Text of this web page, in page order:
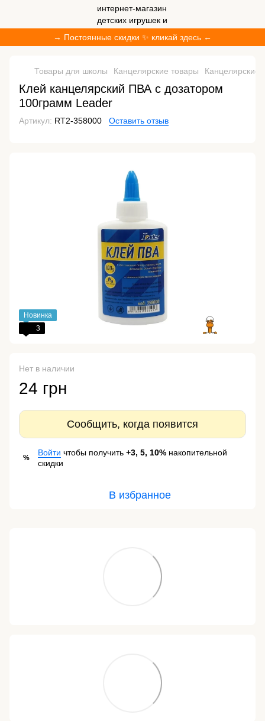
→ Постоянные скидки ✨ кликай здесь ←
Товары для школы Канцелярские товары Канцелярские
Клей канцелярский ПВА с дозатором
100грамм Leader
Артикул: RT2-358000 Оставить отзыв
Новинка
3
Нет в наличии
24 грн
Сообщить, когда появится
%
Войти чтобы получить +3, 5, 10% накопительной
скидки
В избранное